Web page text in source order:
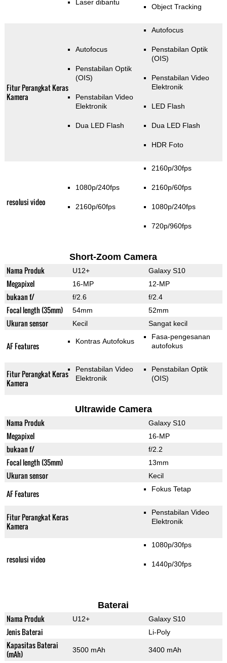
Laser dibantu
Object Tracking
Fitur Perangkat Keras
Kamera
Autofocus
Penstabilan Optik
(OIS)
Penstabilan Video
Elektronik
Dua LED Flash
Autofocus
Penstabilan Optik
(OIS)
Penstabilan Video
Elektronik
LED Flash
Dua LED Flash
HDR Foto
resolusi video
1080p/240fps
2160p/60fps
2160p/30fps
2160p/60fps
1080p/240fps
720p/960fps
Short-Zoom Camera
Nama Produk U12+ Galaxy S10
Megapixel 16-MP 12-MP
bukaan f/ f/2.6 f/2.4
Focal length (35mm) 54mm 52mm
Ukuran sensor Kecil Sangat kecil
AF Features Kontras Autofokus
Fasa-pengesanan
autofokus
Fitur Perangkat Keras
Kamera
Penstabilan Video
Elektronik
Penstabilan Optik
(OIS)
Ultrawide Camera
Nama Produk Galaxy S10
Megapixel 16-MP
bukaan f/ f/2.2
Focal length (35mm) 13mm
Ukuran sensor Kecil
AF Features Fokus Tetap
Fitur Perangkat Keras
Kamera
Penstabilan Video
Elektronik
resolusi video
1080p/30fps
1440p/30fps
Baterai
Nama Produk U12+ Galaxy S10
Jenis Baterai Li-Poly
Kapasitas Baterai
(mAh)
3500 mAh 3400 mAh